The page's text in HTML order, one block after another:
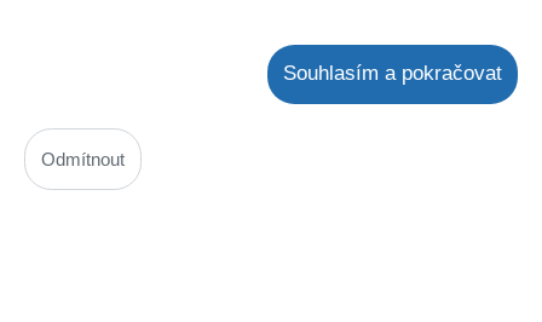
Souhlasím a pokračovat
Odmítnout
Akumulátor 1,2V / 720mAh Sanyo FDK HR-AAAU